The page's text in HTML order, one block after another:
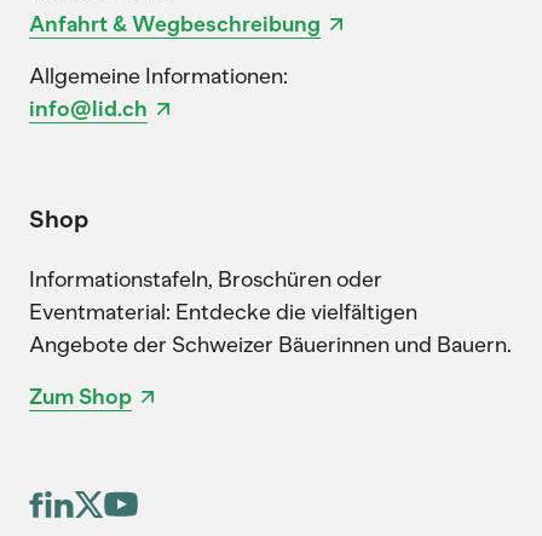
Anfahrt & Wegbeschreibung
Allgemeine Informationen:
info@lid.ch
Shop
Informationstafeln, Broschüren oder
Eventmaterial: Entdecke die vielfältigen
Angebote der Schweizer Bäuerinnen und Bauern.
Zum Shop